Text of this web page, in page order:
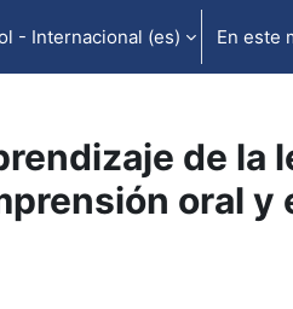
- Internacional ‎(es)‎ En este
de la
oral y